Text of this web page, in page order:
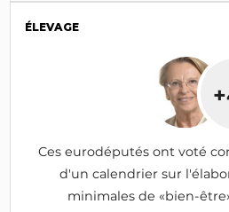
ÉLEVAGE
Ces eurodéputés ont voté
d'un calendrier sur
minimales de «bien-